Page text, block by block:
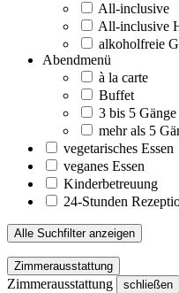
All-inclusive
All-inclusive
alkoholfreie
Abendmenü
à la carte
Buffet
3 bis 5 Gänge
mehr als 5
vegetarisches Essen
veganes Essen
Kinderbetreuung
24-Stunden
Alle Suchfilter anzeigen
Zimmerausstattung
Zimmerausstattung schließen